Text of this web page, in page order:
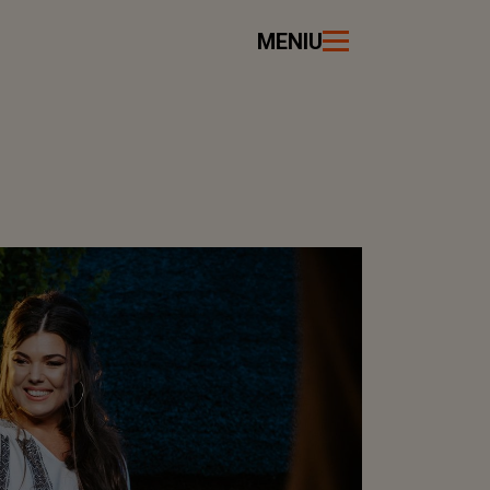
MENIU